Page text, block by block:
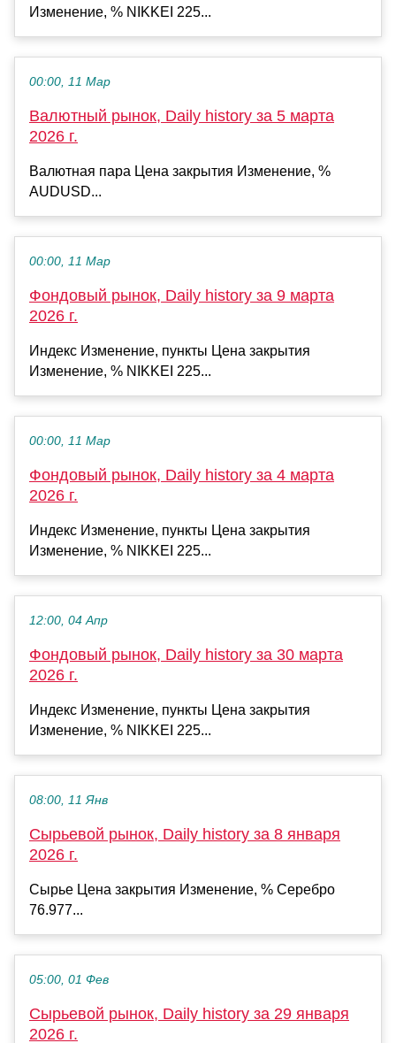
Изменение, % NIKKEI 225...
00:00, 11 Мар
Валютный рынок, Daily history за 5 марта
2026 г.
Валютная пара Цена закрытия Изменение, %
AUDUSD...
00:00, 11 Мар
Фондовый рынок, Daily history за 9 марта
2026 г.
Индекс Изменение, пункты Цена закрытия
Изменение, % NIKKEI 225...
00:00, 11 Мар
Фондовый рынок, Daily history за 4 марта
2026 г.
Индекс Изменение, пункты Цена закрытия
Изменение, % NIKKEI 225...
12:00, 04 Апр
Фондовый рынок, Daily history за 30 марта
2026 г.
Индекс Изменение, пункты Цена закрытия
Изменение, % NIKKEI 225...
08:00, 11 Янв
Сырьевой рынок, Daily history за 8 января
2026 г.
Сырье Цена закрытия Изменение, % Серебро
76.977...
05:00, 01 Фев
Сырьевой рынок, Daily history за 29 января
2026 г.